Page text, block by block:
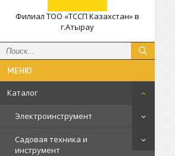
Филиал ТОО «ТССП Казахстан» в
г.Атырау
Каталог
Электроинструмент
Садовая техника и
инструмент